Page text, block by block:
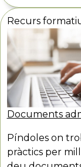
Recurs
Documents
Píndoles on
pràctics per